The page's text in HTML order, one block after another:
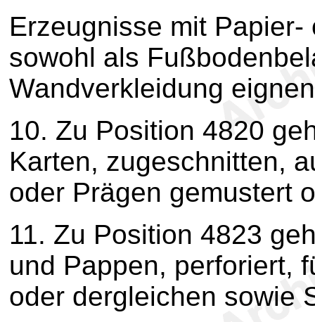
Erzeugnisse mit
sowohl als
Wandverkleidung
10. Zu Position 4820
Karten, zugeschnitten,
oder Prägen gemustert
11. Zu Position 4823
und Pappen, perforiert,
oder dergleichen sowie